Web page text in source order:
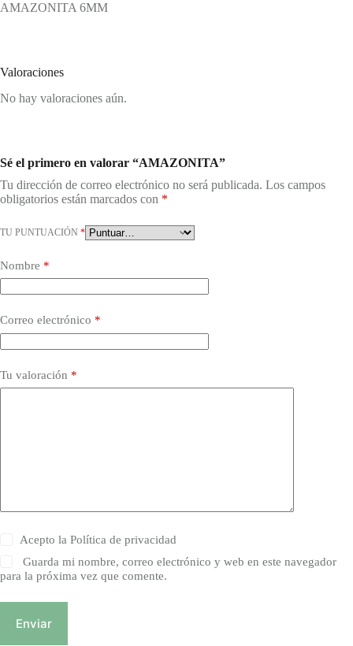
AMAZONITA 6MM
Valoraciones
No hay valoraciones aún.
Sé el primero en valorar “AMAZONITA”
Tu dirección de correo electrónico no será publicada. Los campos
obligatorios están marcados con *
TU PUNTUACIÓN *
Nombre *
Correo electrónico *
Tu valoración *
Acepto laPolítica de privacidad
Guarda mi nombre, correo electrónico y web en este navegador
para la próxima vez que comente.
Enviar